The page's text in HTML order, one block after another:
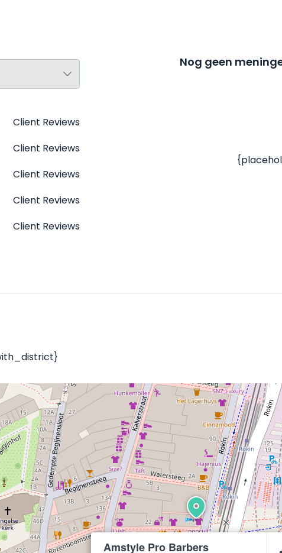
Client Reviews
Client Reviews
Client Reviews
Client Reviews
Client Reviews
Nog geen
Amstyle Pro Barbers